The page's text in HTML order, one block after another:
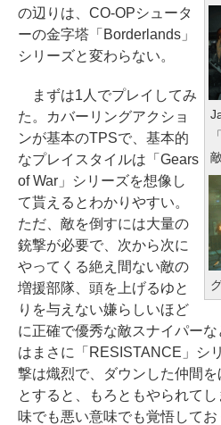
の辺りは、CO-OPシュータ
ーの金字塔「Borderlands」
シリーズと変わらない。
まずは1人でプレイしてみ
た。カバーリングアクショ
ンが基本のTPSで、基本的
なプレイスタイルは「Gears
of War」シリーズを想像し
て貰えるとわかりやすい。
ただ、敵を倒すには大量の
銃撃が必要で、次から次に
やってくる絶え間ない敵の
増援部隊、頭を上げるゆと
りを与えない嫌らしいほど
に正確で優秀な敵スナイパー
はまさに「RESISTANCE」シ
撃は熾烈で、ダウンした仲間
とすると、もろともやられて
味でも悪い意味でも覚悟してお